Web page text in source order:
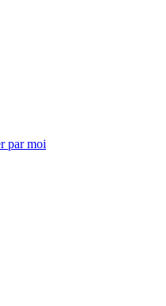
par moi